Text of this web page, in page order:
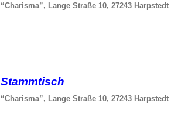
“Charisma”, Lange Straße 10, 27243 Harpstedt
Stammtisch
“Charisma”, Lange Straße 10, 27243 Harpstedt